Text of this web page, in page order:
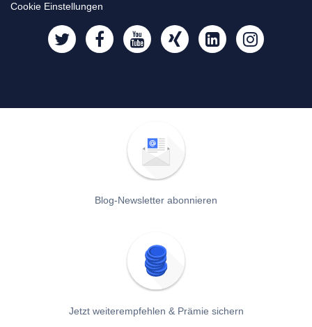
Cookie Einstellungen
Blog-Newsletter abonnieren
Jetzt weiterempfehlen & Prämie sichern